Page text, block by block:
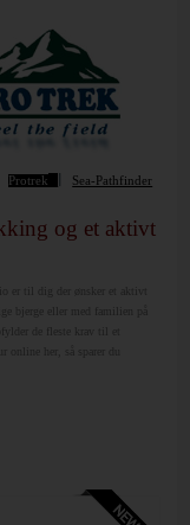
Protrek
Sea-Pathfinder
og et aktivt
er til dig der ønsker et aktivt
bjerge eller med familien på
de fleste krav til et
her, så sparer du